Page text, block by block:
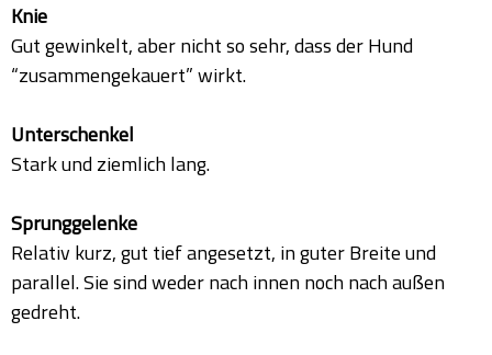
Knie
Gut gewinkelt, aber nicht so sehr, dass der Hund
“zusammengekauert” wirkt.
Unterschenkel
Stark und ziemlich lang.
Sprunggelenke
Relativ kurz, gut tief angesetzt, in guter Breite und
parallel. Sie sind weder nach innen noch nach außen
gedreht.